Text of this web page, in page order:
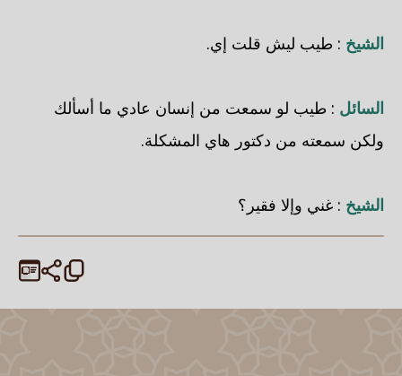
الشيخ : طيب ليش قلت إي.
السائل : طيب لو سمعت من إنسان عادي ما أسألك
ولكن سمعته من دكتور هاي المشكلة.
الشيخ : غني وإلا فقير؟